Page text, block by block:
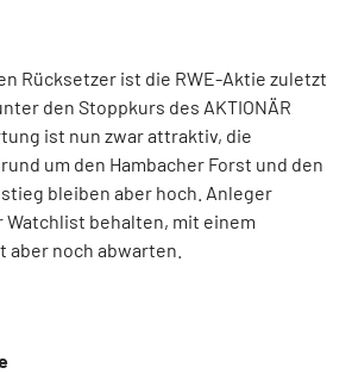
Rücksetzer ist die RWE-Aktie zuletzt
den Stoppkurs des AKTIONÄR
ist nun zwar attraktiv, die
um den Hambacher Forst und den
bleiben aber hoch. Anleger
Watchlist behalten, mit einem
noch abwarten.